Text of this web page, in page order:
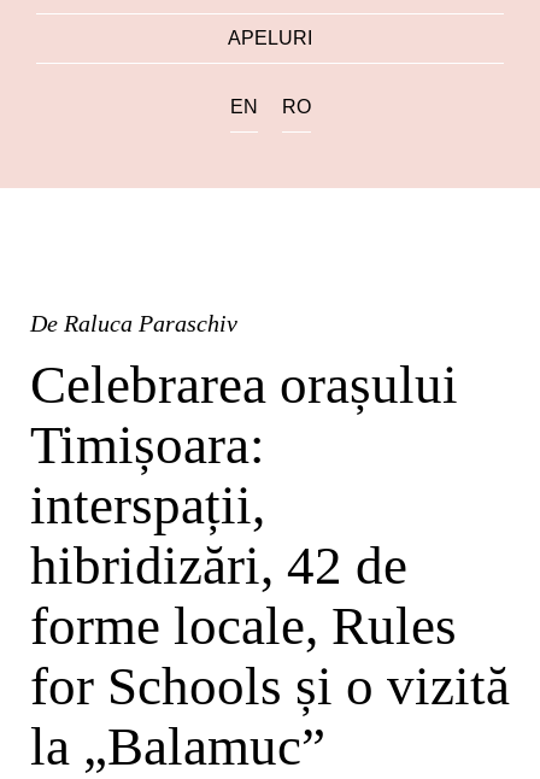
APELURI
EN RO
De Raluca Paraschiv
Celebrarea orașului
Timișoara:
interspații,
hibridizări, 42 de
forme locale, Rules
for Schools și o vizită
la „Balamuc”